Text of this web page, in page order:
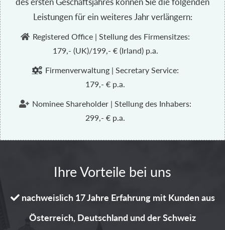
Leistungen für ein weiteres Jahr verlängern:
 Registered Office | Stellung des Firmensitzes:
179,- (UK)/199,- € (Irland) p.a.
 Firmenverwaltung | Secretary Service:
179,- € p.a.
 Nominee Shareholder | Stellung des Inhabers:
299,- € p.a.
Ihre Vorteile bei uns
nachweislich 17 Jahre Erfahrung mit Kunden aus
Österreich, Deutschland und der Schweiz